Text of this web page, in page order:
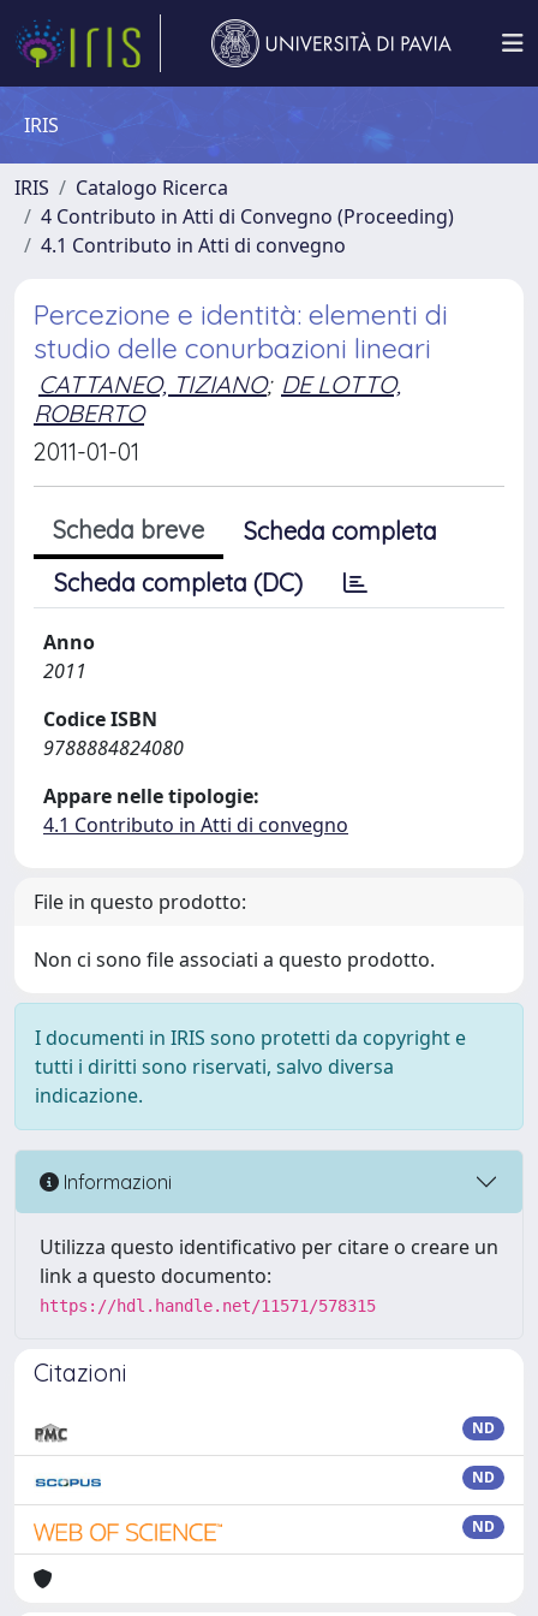
IRIS
IRIS
Catalogo Ricerca
4 Contributo in Atti di Convegno (Proceeding)
4.1 Contributo in Atti di convegno
Percezione e identità: elementi di
studio delle conurbazioni lineari
CATTANEO, TIZIANO; DE LOTTO,
ROBERTO
2011-01-01
Scheda breve
Scheda completa
Scheda completa (DC)
Anno
2011
Codice ISBN
9788884824080
Appare nelle tipologie:
4.1 Contributo in Atti di convegno
File in questo prodotto:
Non ci sono file associati a questo prodotto.
I documenti in IRIS sono protetti da copyright e
tutti i diritti sono riservati, salvo diversa
indicazione.
Informazioni
Utilizza questo identificativo per citare o creare un
link a questo documento:
https://hdl.handle.net/11571/578315
Citazioni
ND
ND
ND